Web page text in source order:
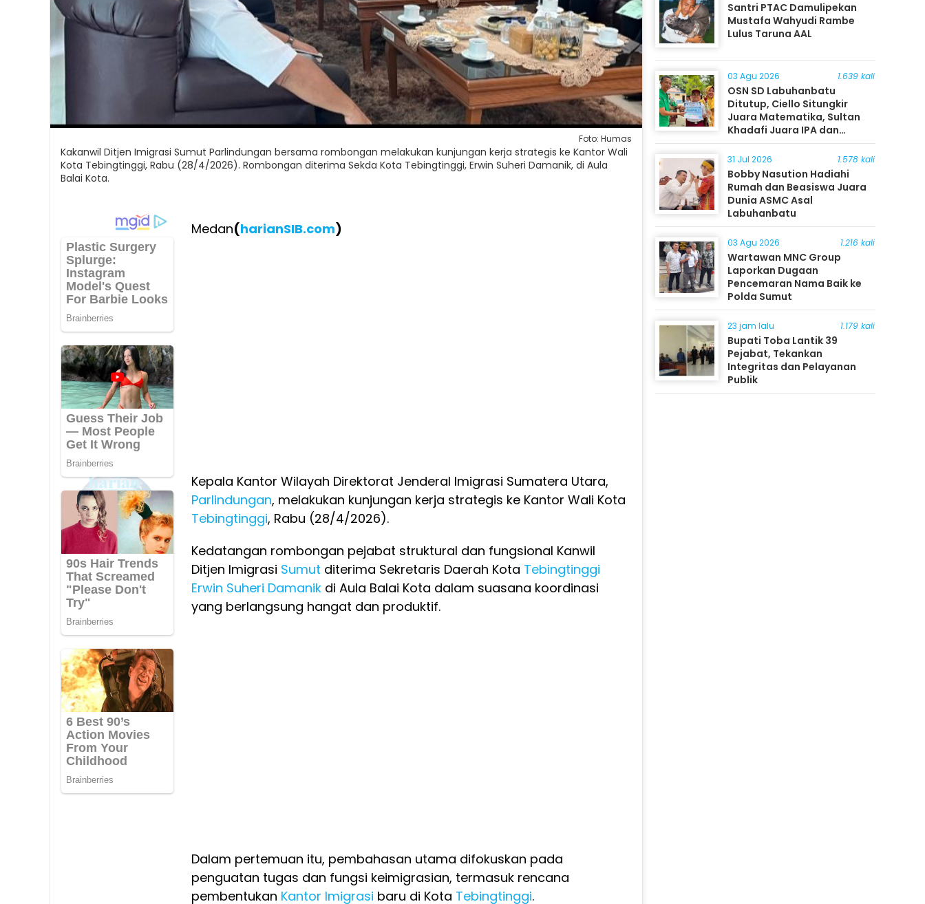
Foto: Humas
Kakanwil Ditjen Imigrasi Sumut Parlindungan bersama rombongan melakukan kunjungan kerja strategis ke Kantor Wali
Kota Tebingtinggi, Rabu (28/4/2026). Rombongan diterima Sekda Kota Tebingtinggi, Erwin Suheri Damanik, di Aula
Balai Kota.
Medan(harianSIB.com)
Kepala Kantor Wilayah Direktorat Jenderal Imigrasi Sumatera Utara,
Parlindungan, melakukan kunjungan kerja strategis ke Kantor Wali Kota
Tebingtinggi, Rabu (28/4/2026).
Kedatangan rombongan pejabat struktural dan fungsional Kanwil
Ditjen Imigrasi Sumut diterima Sekretaris Daerah Kota Tebingtinggi
Erwin Suheri Damanik di Aula Balai Kota dalam suasana koordinasi
yang berlangsung hangat dan produktif.
Dalam pertemuan itu, pembahasan utama difokuskan pada
penguatan tugas dan fungsi keimigrasian, termasuk rencana
pembentukan Kantor Imigrasi baru di Kota Tebingtinggi.
Santri PTAC Damulipekan
Mustafa Wahyudi Rambe
Lulus Taruna AAL
03 Agu 2026 1.639 kali
OSN SD Labuhanbatu
Ditutup, Ciello Situngkir
Juara Matematika, Sultan
Khadafi Juara IPA dan
Timothy Rangkuti Juara IPS
31 Jul 2026 1.578 kali
Bobby Nasution Hadiahi
Rumah dan Beasiswa Juara
Dunia ASMC Asal
Labuhanbatu
03 Agu 2026 1.216 kali
Wartawan MNC Group
Laporkan Dugaan
Pencemaran Nama Baik ke
Polda Sumut
23 jam lalu 1.179 kali
Bupati Toba Lantik 39
Pejabat, Tekankan
Integritas dan Pelayanan
Publik